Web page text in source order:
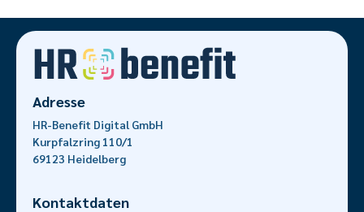
Adresse
HR-Benefit Digital GmbH
Kurpfalzring 110/1
69123 Heidelberg
Kontaktdaten